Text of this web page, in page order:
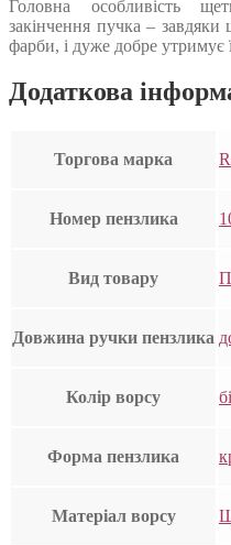
Головна особливість
закінчення пучка –
фарби, і дуже добре утримує
Додаткова
Торгова марка
Номер пензлика
Вид товару
Довжина ручки пензлика
Колір ворсу
Форма пензлика
Матеріал ворсу